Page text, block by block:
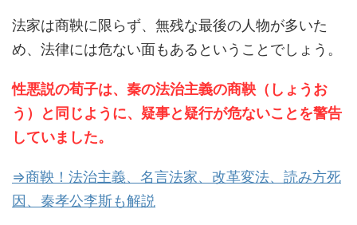
法家は商鞅に限らず、無残な最後の人物が多いた
め、法律には危ない面もあるということでしょう。
性悪説の荀子は、秦の法治主義の商鞅（しょうお
う）と同じように、疑事と疑行が危ないことを警告
していました。
⇒商鞅！法治主義、名言法家、改革変法、読み方死
因、秦孝公李斯も解説